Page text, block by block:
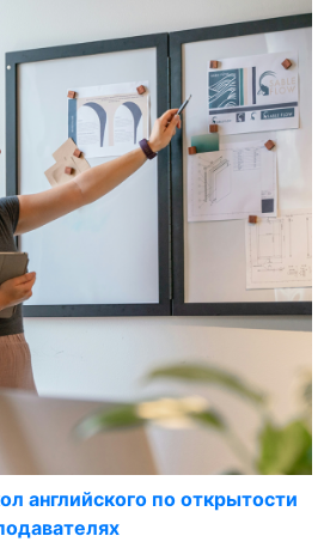
английского по открытости